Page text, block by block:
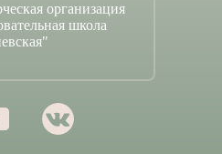
организация
школа